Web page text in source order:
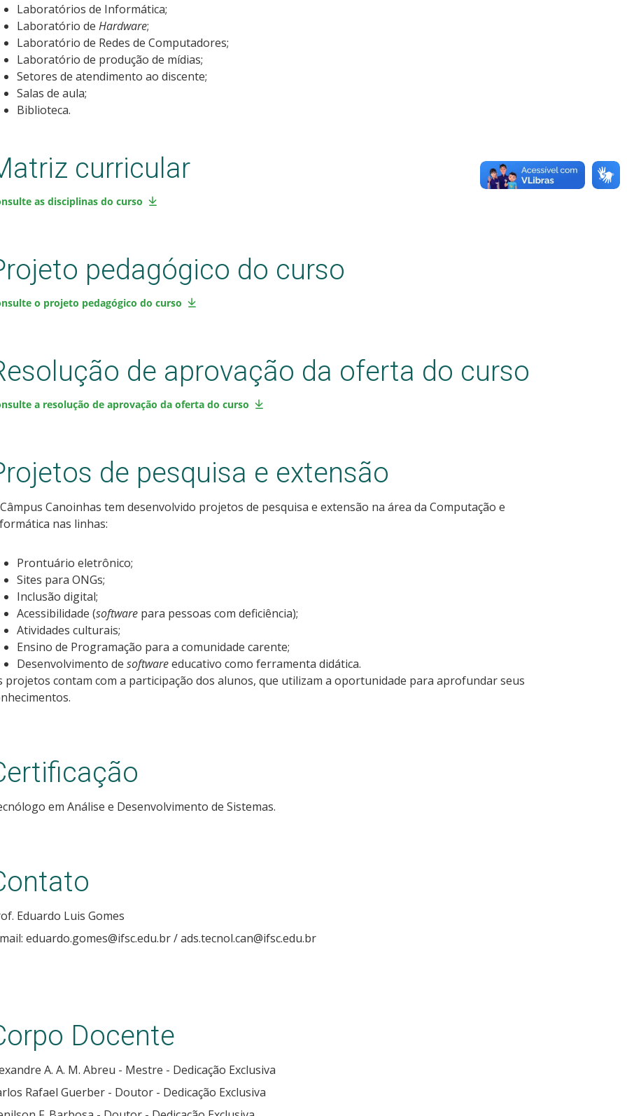
Laboratórios de Informática;
Laboratório de Hardware;
Laboratório de Redes de Computadores;
Laboratório de produção de mídias;
Setores de atendimento ao discente;
Salas de aula;
Biblioteca.
curricular
as disciplinas do curso
pedagógico do curso
o projeto pedagógico do curso
de aprovação da oferta do curso
a resolução de aprovação da oferta do curso
de pesquisa e extensão
Canoinhas tem desenvolvido projetos de pesquisa e extensão na área da Computação e
nas linhas:
Prontuário eletrônico;
Sites para ONGs;
Inclusão digital;
Acessibilidade (softwarepara pessoas com deficiência);
Atividades culturais;
Ensino de Programação para a comunidade carente;
Desenvolvimento de softwareeducativo como ferramenta didática.
projetos contam com a participação dos alunos, que utilizam a oportunidade para aprofundar seus
em Análise e Desenvolvimento de Sistemas.
Eduardo Luis Gomes
eduardo.gomes@ifsc.edu.br / ads.tecnol.can@ifsc.edu.br
Docente
A. A. M. Abreu - Mestre - Dedicação Exclusiva
Rafael Guerber - Doutor - Dedicação Exclusiva